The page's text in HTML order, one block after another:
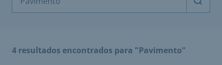
4 resultados encontrados para "Pavimento"